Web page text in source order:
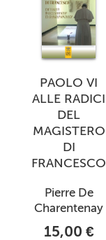
PAOLO VI
ALLE RADICI
DEL
MAGISTERO
DI
FRANCESCO
Pierre De
Charentenay
15,00 €